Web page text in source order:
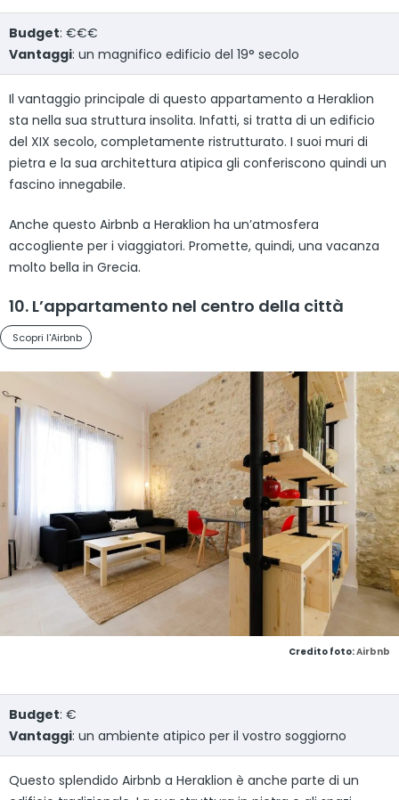
Budget: €€€
Vantaggi: un magnifico edificio del 19° secolo
Il vantaggio principale di questo appartamento a Heraklion
sta nella sua struttura insolita. Infatti, si tratta di un edificio
del XIX secolo, completamente ristrutturato. I suoi muri di
pietra e la sua architettura atipica gli conferiscono quindi un
fascino innegabile.
Anche questo Airbnb a Heraklion ha un’atmosfera
accogliente per i viaggiatori. Promette, quindi, una vacanza
molto bella in Grecia.
10. L’appartamento nel centro della città
Scopri l'Airbnb
Credito foto:Airbnb
Budget: €
Vantaggi: un ambiente atipico per il vostro soggiorno
Questo splendido Airbnb a Heraklion è anche parte di un